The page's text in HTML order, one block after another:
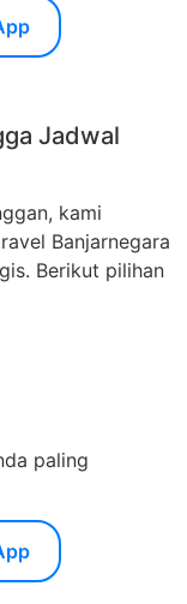
Jadwal
kami
Banjarnegara
Berikut pilihan
paling